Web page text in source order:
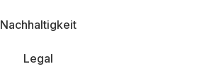
Nachhaltigkeit
Legal